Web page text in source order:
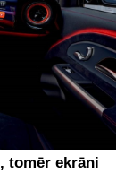
tomēr ekrāni